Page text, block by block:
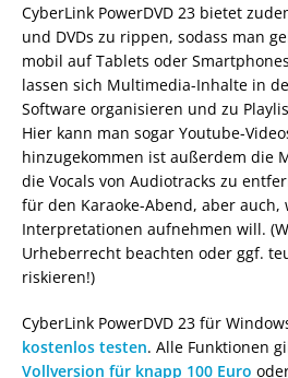
CyberLink PowerDVD 23 bietet
und DVDs zu rippen, sodass man
mobil auf Tablets oder
lassen sich Multimedia-Inhalte in
Software organisieren und zu
Hier kann man sogar Youtube-
hinzugekommen ist außerdem die
die Vocals von Audiotracks zu
für den Karaoke-Abend, aber auch,
Interpretationen aufnehmen will.
Urheberrecht beachten oder ggf.
riskieren!)
CyberLink PowerDVD 23 für
kostenlos testen. Alle Funktionen
Vollversion für knapp 100 Euro